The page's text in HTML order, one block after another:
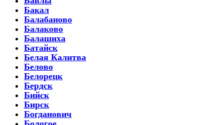
Бакал
Балабаново
Балаково
Балашиха
Батайск
Белая Калитва
Белово
Белорецк
Бердск
Бийск
Бирск
Богданович